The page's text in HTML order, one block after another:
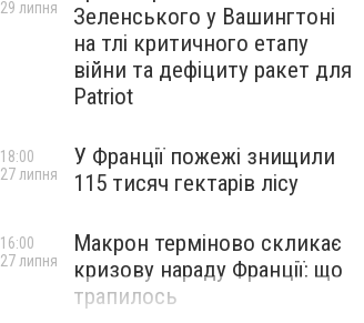
Зеленського у Вашингтоні
на тлі критичного етапу
війни та дефіциту ракет для
Patriot
29 липня
У Франції пожежі знищили
115 тисяч гектарів лісу
18:00
27 липня
Макрон терміново скликає
кризову нараду Франції: що
трапилось
16:00
27 липня